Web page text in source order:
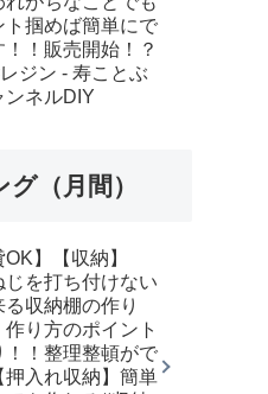
ト掴めば簡単にで
！！販売開始！？
ジン - 寿ことぶ
ンネルDIY
（月間）
OK】【収納】
じを打ち付けない
る収納棚の作り
作り方のポイント
！！整理整頓がで
押入れ収納】簡単